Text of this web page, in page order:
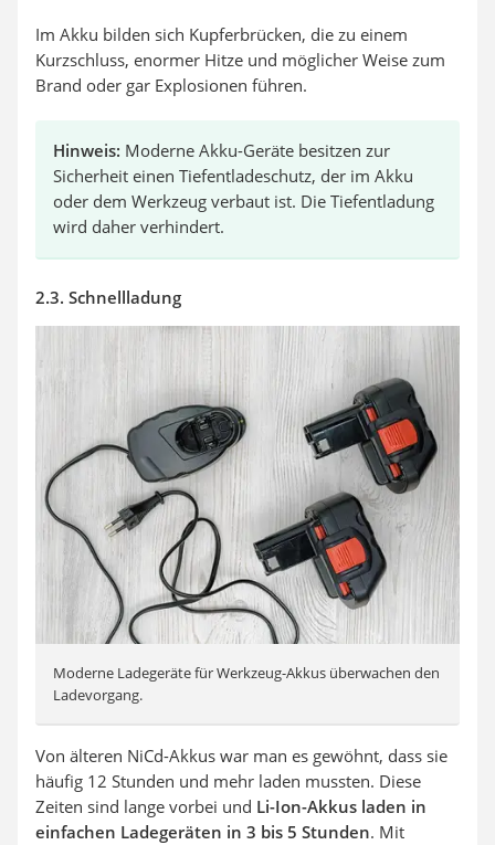
Im Akku bilden sich Kupferbrücken, die zu einem
Kurzschluss, enormer Hitze und möglicher Weise zum
Brand oder gar Explosionen führen.
Hinweis: Moderne Akku-Geräte besitzen zur
Sicherheit einen Tiefentladeschutz, der im Akku
oder dem Werkzeug verbaut ist. Die Tiefentladung
wird daher verhindert.
2.3. Schnellladung
Moderne Ladegeräte für Werkzeug-Akkus überwachen den
Ladevorgang.
Von älteren NiCd-Akkus war man es gewöhnt, dass sie
häufig 12 Stunden und mehr laden mussten. Diese
Zeiten sind lange vorbei und Li-Ion-Akkus laden in
einfachen Ladegeräten in 3 bis 5 Stunden. Mit